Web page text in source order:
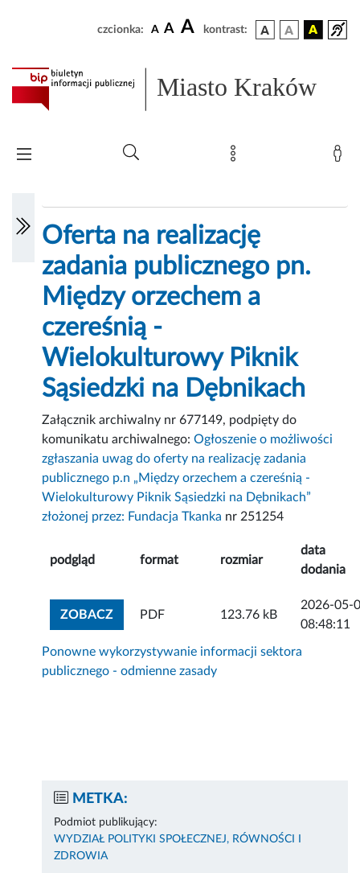
czcionka: A A A kontrast:
Miasto Kraków
Oferta na realizację
zadania publicznego pn.
Między orzechem a
czereśnią -
Wielokulturowy Piknik
Sąsiedzki na Dębnikach
Załącznik archiwalny nr 677149, podpięty do
komunikatu archiwalnego:Ogłoszenie o możliwości
zgłaszania uwag do oferty na realizację zadania
publicznego p.n „Między orzechem a czereśnią -
Wielokulturowy Piknik Sąsiedzki na Dębnikach”
złożonej przez: Fundacja Tkanka nr 251254
podgląd format rozmiar
data
dodania
ZOBACZZOBACZ ZAŁĄCZNIK
PDF 123.76 kB
2026-05-
08:48:11
Ponowne wykorzystywanie informacji sektora
publicznego - odmienne zasady
METKA:
Podmiot publikujący:
WYDZIAŁ POLITYKI SPOŁECZNEJ, RÓWNOŚCI I
ZDROWIA